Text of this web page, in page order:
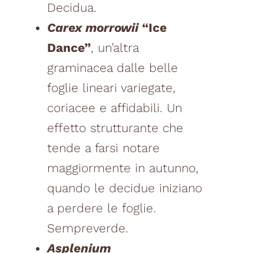
Decidua.
Carex morrowii“Ice
Dance”, un’altra
graminacea dalle belle
foglie lineari variegate,
coriacee e affidabili. Un
effetto strutturante che
tende a farsi notare
maggiormente in autunno,
quando le decidue iniziano
a perdere le foglie.
Sempreverde.
Asplenium